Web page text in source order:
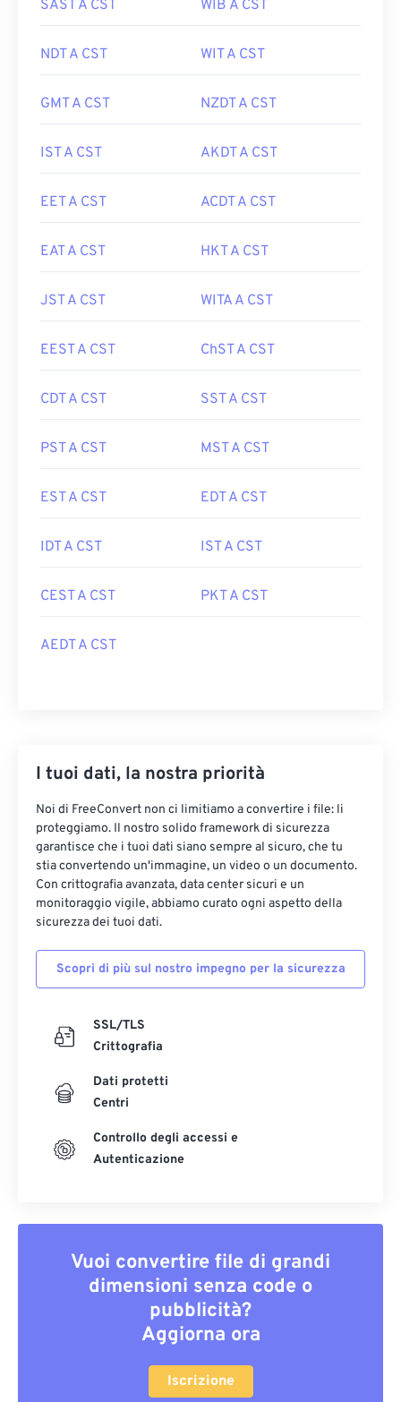
SAST A CST WIB A CST
NDT A CST WIT A CST
GMT A CST NZDT A CST
IST A CST AKDT A CST
EET A CST ACDT A CST
EAT A CST HKT A CST
JST A CST WITA A CST
EEST A CST ChST A CST
CDT A CST SST A CST
PST A CST MST A CST
EST A CST EDT A CST
IDT A CST IST A CST
CEST A CST PKT A CST
AEDT A CST
I tuoi dati, la nostra priorità
Noi di FreeConvert non ci limitiamo a convertire i file: li
proteggiamo. Il nostro solido framework di sicurezza
garantisce che i tuoi dati siano sempre al sicuro, che tu
stia convertendo un'immagine, un video o un documento.
Con crittografia avanzata, data center sicuri e un
monitoraggio vigile, abbiamo curato ogni aspetto della
sicurezza dei tuoi dati.
Scopri di più sul nostro impegno per la sicurezza
SSL/TLS
Crittografia
Dati protetti
Centri
Controllo degli accessi e
Autenticazione
Vuoi convertire file di grandi
dimensioni senza code o
pubblicità?
Aggiorna ora
Iscrizione